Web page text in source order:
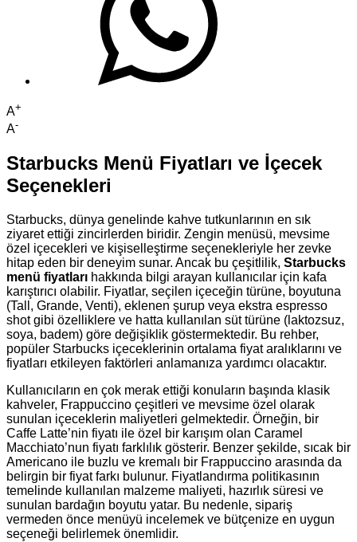
A+
A-
Starbucks Menü Fiyatları ve İçecek
Seçenekleri
Starbucks, dünya genelinde kahve tutkunlarının en sık
ziyaret ettiği zincirlerden biridir. Zengin menüsü, mevsime
özel içecekleri ve kişiselleştirme seçenekleriyle her zevke
hitap eden bir deneyim sunar. Ancak bu çeşitlilik, Starbucks
menü fiyatları hakkında bilgi arayan kullanıcılar için kafa
karıştırıcı olabilir. Fiyatlar, seçilen içeceğin türüne, boyutuna
(Tall, Grande, Venti), eklenen şurup veya ekstra espresso
shot gibi özelliklere ve hatta kullanılan süt türüne (laktozsuz,
soya, badem) göre değişiklik göstermektedir. Bu rehber,
popüler Starbucks içeceklerinin ortalama fiyat aralıklarını ve
fiyatları etkileyen faktörleri anlamanıza yardımcı olacaktır.
Kullanıcıların en çok merak ettiği konuların başında klasik
kahveler, Frappuccino çeşitleri ve mevsime özel olarak
sunulan içeceklerin maliyetleri gelmektedir. Örneğin, bir
Caffe Latte’nin fiyatı ile özel bir karışım olan Caramel
Macchiato’nun fiyatı farklılık gösterir. Benzer şekilde, sıcak bir
Americano ile buzlu ve kremalı bir Frappuccino arasında da
belirgin bir fiyat farkı bulunur. Fiyatlandırma politikasının
temelinde kullanılan malzeme maliyeti, hazırlık süresi ve
sunulan bardağın boyutu yatar. Bu nedenle, sipariş
vermeden önce menüyü incelemek ve bütçenize en uygun
seçeneği belirlemek önemlidir.